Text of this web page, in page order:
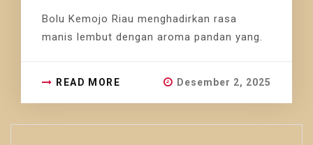
Bolu Kemojo Riau menghadirkan rasa
manis lembut dengan aroma pandan yang.
READ MORE Desember 2, 2025